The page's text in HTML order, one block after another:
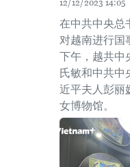
12/12/2023 14:05
在中共中央总
对越南进行国
下午，越共中
氏敏和中共中
近平夫人彭丽
女博物馆。